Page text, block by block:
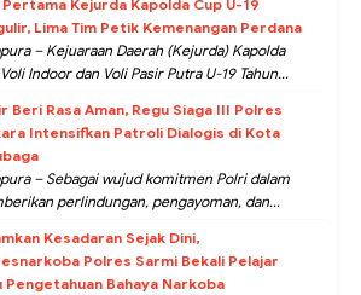
Pertama Kejurda Kapolda Cup U-19
Lima Tim Petik Kemenangan Perdana
– Kejuaraan Daerah (Kejurda) Kapolda
Indoor dan Voli Pasir Putra U-19 Tahun...
Beri Rasa Aman, Regu Siaga III Polres
Intensifkan Patroli Dialogis di Kota
– Sebagai wujud komitmen Polri dalam
perlindungan, pengayoman, dan...
Kesadaran Sejak Dini,
Polres Sarmi Bekali Pelajar
Pengetahuan Bahaya Narkoba